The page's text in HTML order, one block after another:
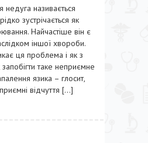
недуга називається
зустрічається як
Найчастіше він є
іншої хвороби.
ця проблема і як з
таке неприємне
язика – глосит,
відчуття […]